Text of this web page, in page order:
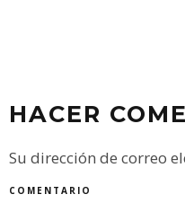
HACER
Su dirección de correo
COMENTARIO